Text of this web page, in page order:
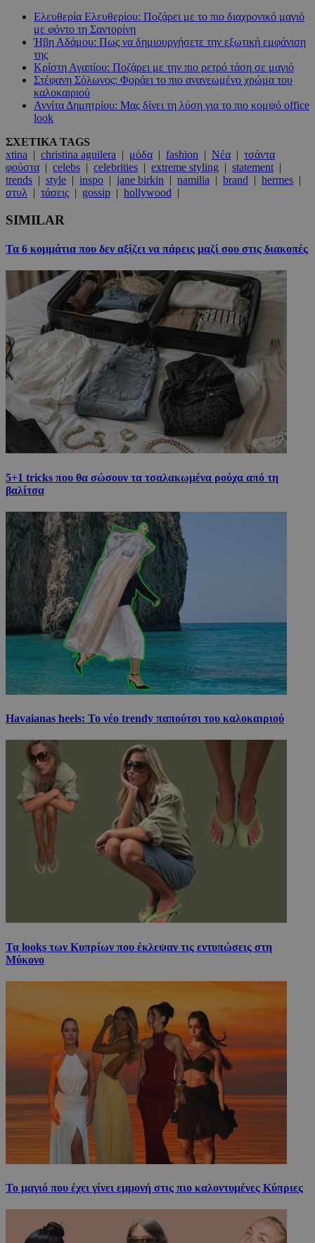
Ελευθερία Ελευθερίου: Ποζάρει με το πιο διαχρονικό μαγιό
με φόντο τη Σαντορίνη
Ήβη Αδάμου: Πως να δημιουργήσετε την εξωτική εμφάνιση
της
Κρίστη Αγαπίου: Ποζάρει με την πιο ρετρό τάση σε μαγιό
Στέφανη Σόλωνος: Φοράει το πιο ανανεωμένο χρώμα του
καλοκαιριού
Αννίτα Δημητρίου: Μας δίνει τη λύση για το πιο κομψό office
look
ΣΧΕΤΙΚΑ TAGS
xtina | christina aguilera | μόδα | fashion | Νέα | τσάντα
φούστα | celebs | celebrities | extreme styling | statement |
trends | style | inspo | jane birkin | namilia | brand | hermes |
στυλ | τάσεις | gossip | hollywood |
SIMILAR
Τα 6 κομμάτια που δεν αξίζει να πάρεις μαζί σου στις διακοπές
5+1 tricks που θα σώσουν τα τσαλακωμένα ρούχα από τη
βαλίτσα
Havaianas heels: Το νέο trendy παπούτσι του καλοκαιριού
Τα looks των Κυπρίων που έκλεψαν τις εντυπώσεις στη
Μύκονο
Το μαγιό που έχει γίνει εμμονή στις πιο καλοντυμένες Κύπριες